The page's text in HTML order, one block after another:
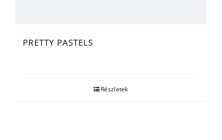
PRETTY PASTELS
Részletek